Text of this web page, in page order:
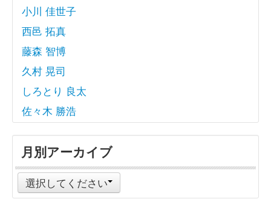
小川 佳世子
西邑 拓真
藤森 智博
久村 晃司
しろとり 良太
佐々木 勝浩
月別アーカイブ
選択してください